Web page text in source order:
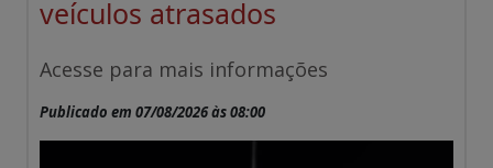
veículos atrasados
Acesse para mais informações
Publicado em 07/08/2026 às 08:00